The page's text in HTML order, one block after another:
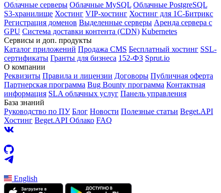
Облачные серверы Облачные MySQL Облачные PostgreSQL
S3-хранилище Хостинг VIP-хостинг Хостинг для 1C-Битрикс
Регистрация доменов Выделенные серверы Аренда сервера с
GPU Система доставки контента (CDN) Kubernetes
Cервисы и доп. продукты
Каталог приложений Продажа CMS Бесплатный хостинг SSL-
сертификаты Гранты для бизнеса 152-ФЗ Sprut.io
О компании
Реквизиты Правила и лицензии Договоры Публичная оферта
Партнерская программа Bug Bounty программа Контактная
информация SLA облачных услуг Панель управления
База знаний
Руководство по ПУ Блог Новости Полезные статьи Beget.API
Хостинг Beget.API Облако FAQ
English